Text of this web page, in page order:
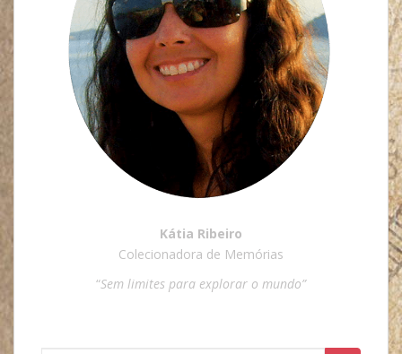
Kátia Ribeiro
Colecionadora de Memórias
“Sem limites para explorar o mundo”